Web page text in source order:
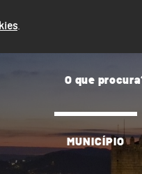
.
MUNICÍPIO